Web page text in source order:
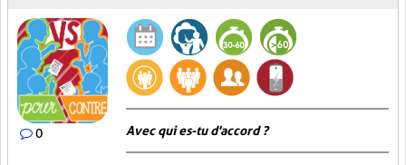
0 Avec qui es-tu d'accord ?